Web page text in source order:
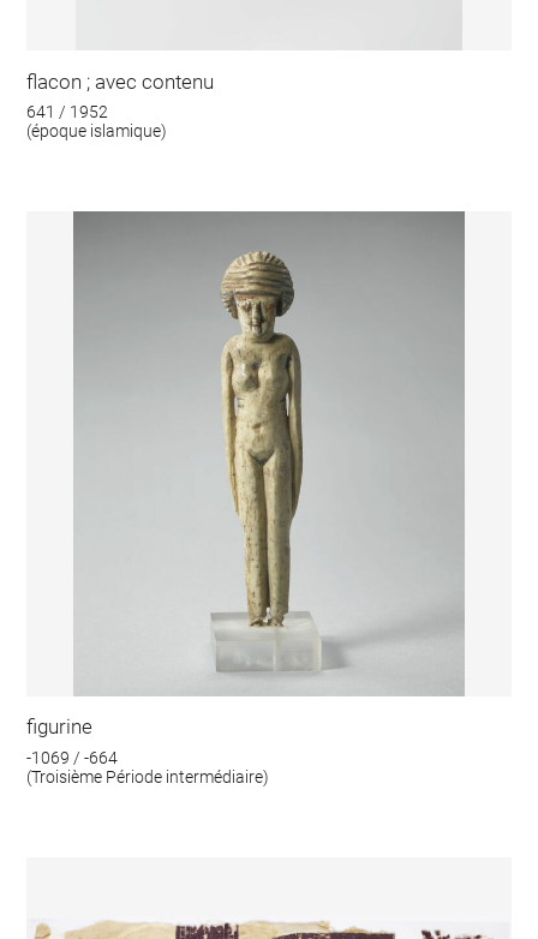
flacon ; avec contenu
641 / 1952
(époque islamique)
figurine
-1069 / -664
(Troisième Période intermédiaire)